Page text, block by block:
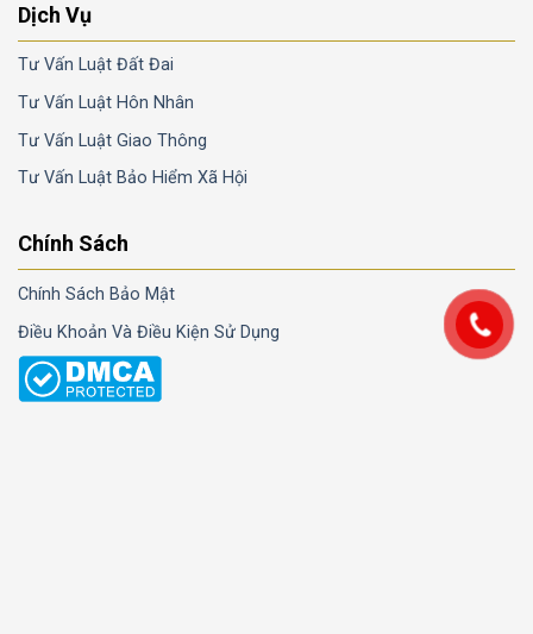
Dịch Vụ
Tư Vấn Luật Đất Đai
Tư Vấn Luật Hôn Nhân
Tư Vấn Luật Giao Thông
Tư Vấn Luật Bảo Hiểm Xã Hội
Chính Sách
Chính Sách Bảo Mật
Điều Khoản Và Điều Kiện Sử Dụng